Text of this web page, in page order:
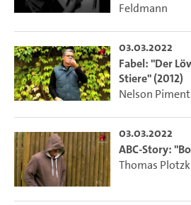
Feldmann
03.03.2022
Fabel: "Der
Stiere" (2012)
Nelson
03.03.2022
ABC-Story:
Thomas